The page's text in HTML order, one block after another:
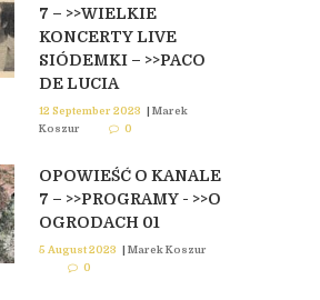
7 – >>WIELKIE
KONCERTY LIVE
SIÓDEMKI – >>PACO
DE LUCIA
12 September 2023
Marek
Koszur
0
OPOWIEŚĆ O KANALE
7 – >>PROGRAMY - >>O
OGRODACH 01
5 August 2023
Marek Koszur
0